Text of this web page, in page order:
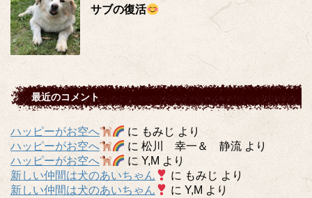
サブの復活
最近のコメント
ハッピーがお空へ に もみじ より
ハッピーがお空へ
に松川 幸一＆ 静流 より
ハッピーがお空へ
にY,M より
新しい仲間は犬のあいちゃん
に もみじ より
新しい仲間は犬のあいちゃん
にY,M より